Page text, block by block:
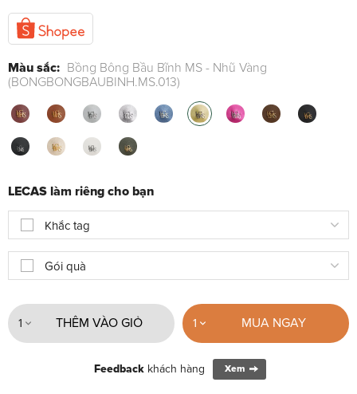
Màu sắc: Bồng Bông Bầu Bĩnh MS - Nhũ Vàng
(BONGBONGBAUBINH.MS.013)
LECAS làm riêng cho bạn
Khắc tag
Gói quà
THÊM VÀO GIỎ
1 MUA NGAY
1
Feedback khách hàng Xem